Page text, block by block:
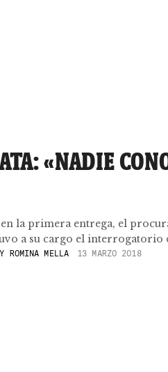
«NADIE
la primera entrega, el
a su cargo el interrogatorio
ROMINA MELLA 13 MARZO 2018